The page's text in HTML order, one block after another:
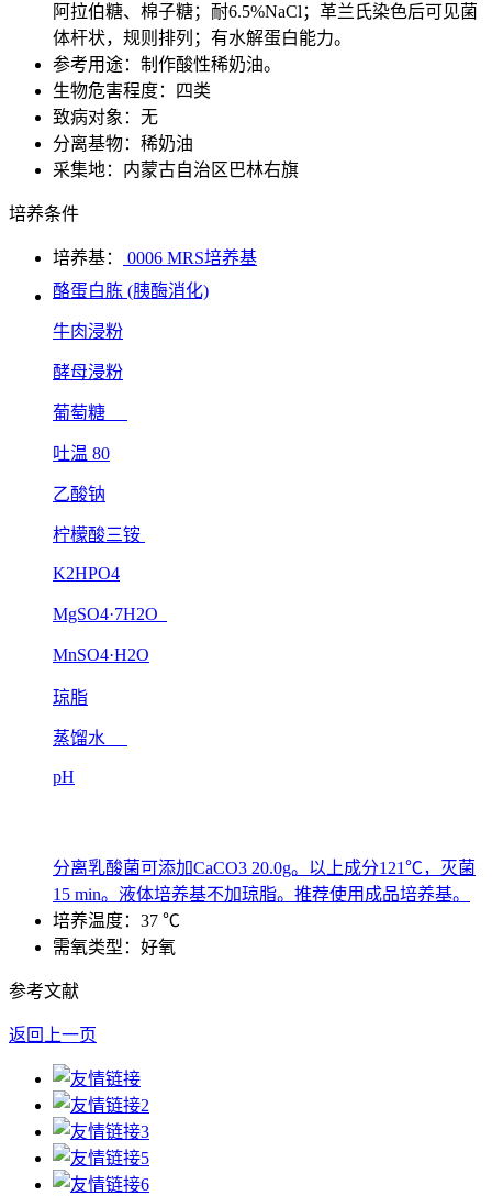
阿拉伯糖、棉子糖；耐6.5%NaCl；革兰氏染色后可见菌
体杆状，规则排列；有水解蛋白能力。
参考用途：制作酸性稀奶油。
生物危害程度：四类
致病对象：无
分离基物：稀奶油
采集地：内蒙古自治区巴林右旗
培养条件
培养基：
0006 MRS培养基
酪蛋白胨 (胰酶消化)
牛肉浸粉
酵母浸粉
葡萄糖
吐温 80
乙酸钠
柠檬酸三铵
K2HPO4
MgSO4·7H2O
MnSO4·H2O
琼脂
蒸馏水
pH
分离乳酸菌可添加CaCO3 20.0g。以上成分121℃，灭菌
15 min。液体培养基不加琼脂。推荐使用成品培养基。
培养温度：37 ℃
需氧类型：好氧
参考文献
返回上一页